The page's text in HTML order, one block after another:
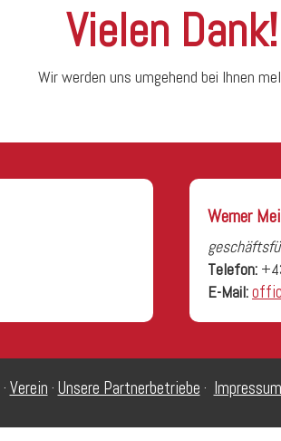
Vielen Dank!
Wir werden uns umgehend bei Ihnen
Werner
Telefon:
E-Mail:
· Verein · Unsere Partnerbetriebe ·